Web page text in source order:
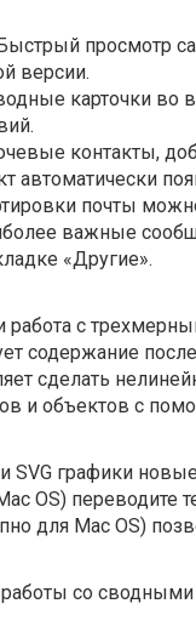
просмотр
версии.
карточки
контакты,
автоматически
почты
важные
«Другие».
работа с
содержание
сделать
и объектов с
SVG графики
OS) переводите
для Mac OS)
со